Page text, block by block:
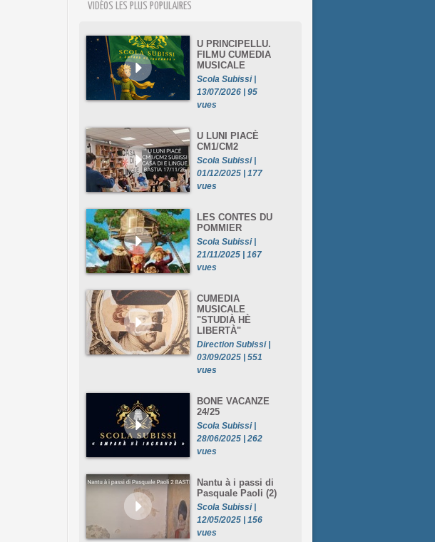
VIDÉOS LES PLUS POPULAIRES
U PRINCIPELLU.
FILMU CUMEDIA
MUSICALE
Scola Subissi |
13/07/2026 | 95
vues
U LUNI PIACÈ
CM1/CM2
Scola Subissi |
01/12/2025 | 177
vues
LES CONTES DU
POMMIER
Scola Subissi |
21/11/2025 | 167
vues
CUMEDIA
MUSICALE
"STUDIÀ HÈ
LIBERTÀ"
Direction Subissi |
03/09/2025 | 551
vues
BONE VACANZE
24/25
Scola Subissi |
28/06/2025 | 262
vues
Nantu à i passi di
Pasquale Paoli (2)
Scola Subissi |
12/05/2025 | 156
vues